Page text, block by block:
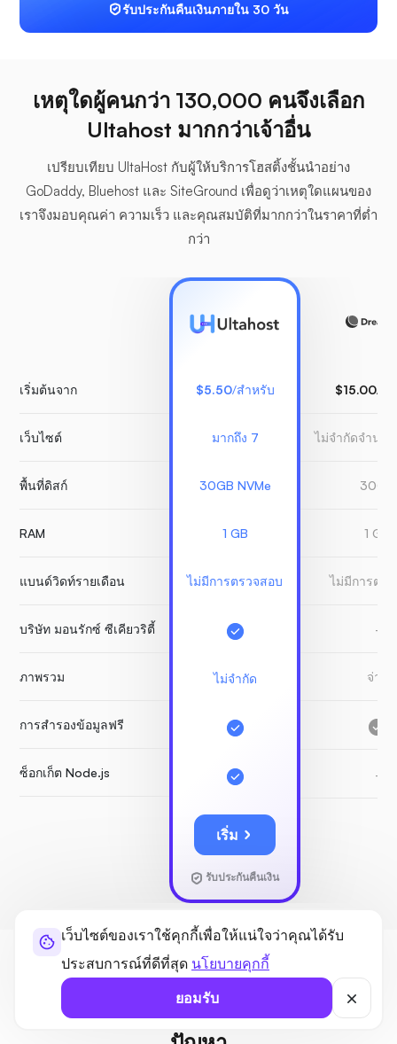
เว็บไซต์ของเราใช้คุกกี้เพื่อให้แน่ใจว่าคุณได้รับ
ประสบการณ์ที่ดีที่สุด นโยบายคุกกี้
ยอมรับ
รับประกันคืนเงินภายใน 30 วัน
เหตุใดผู้คนกว่า 130,000 คนจึงเลือก
Ultahost มากกว่าเจ้าอื่น
เปรียบเทียบ UltaHost กับผู้ให้บริการโฮสติ้งชั้นนำอย่าง
GoDaddy, Bluehost และ SiteGround เพื่อดูว่าเหตุใดแผนของ
เราจึงมอบคุณค่า ความเร็ว และคุณสมบัติที่มากกว่าในราคาที่ต่ำ
กว่า
เริ่มต้นจาก
เว็บไซต์
พื้นที่ดิสก์
RAM
แบนด์วิดท์รายเดือน
บริษัท มอนรักซ์ ซีเคียวริตี้
ภาพรวม
การสำรองข้อมูลฟรี
ซ็อกเก็ต Node.js
$5.50/สำหรับ
มากถึง 7
30GB NVMe
1 GB
ไม่มีการตรวจสอบ
ไม่จำกัด
เริ่ม
รับประกันคืนเงิน
$15.00/ส
ไม่จำกัดจำนว
30GB
1 GB
ไม่มีการตร
-
จ่าย
-
แนะนำ
ใหม่กับการโฮสต์ VPS หรือไม่? ไม่มี